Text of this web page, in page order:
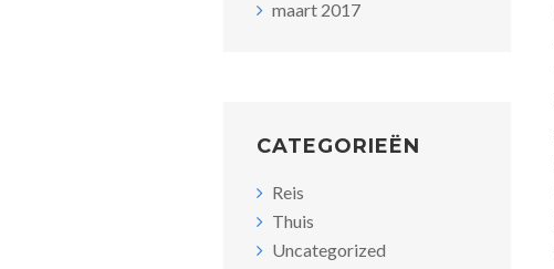
maart 2017
CATEGORIEËN
Reis
Thuis
Uncategorized